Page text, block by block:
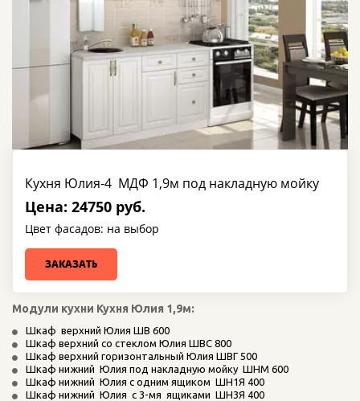
Кухня Юлия-4 МДФ 1,9м под накладную мойку
Цена: 24750 руб.
Цвет фасадов: на выбор
ЗАКАЗАТЬ
Модули кухни Кухня Юлия 1,9м:
Шкаф  верхний Юлия ШВ 600
Шкаф верхний со стеклом Юлия ШВС 800
Шкаф верхний горизонтальный Юлия ШВГ 500
Шкаф нижний  Юлия под накладную мойку  ШНМ 600
Шкаф нижний  Юлия с одним ящиком  ШН1Я 400
Шкаф нижний  Юлия  с 3-мя  ящиками  ШН3Я 400